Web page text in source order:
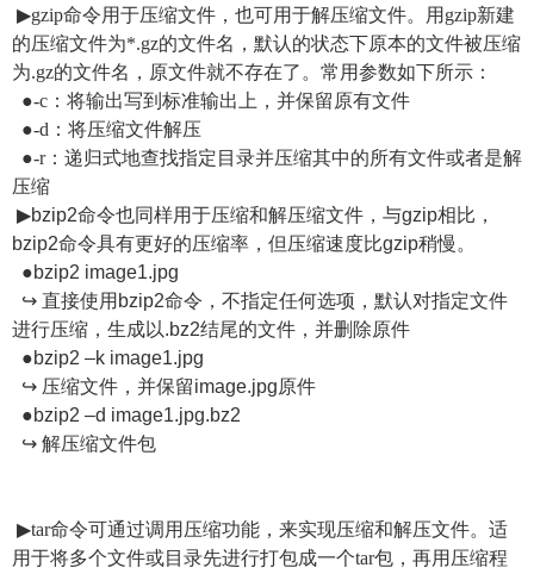
▶gzip命令用于压缩文件，也可用于解压缩文件。用gzip新建
的压缩文件为*.gz的文件名，默认的状态下原本的文件被压缩
为.gz的文件名，原文件就不存在了。常用参数如下所示：
●-c：将输出写到标准输出上，并保留原有文件
●-d：将压缩文件解压
●-r：递归式地查找指定目录并压缩其中的所有文件或者是解
压缩
▶bzip2命令也同样用于压缩和解压缩文件，与gzip相比，
bzip2命令具有更好的压缩率，但压缩速度比gzip稍慢。
●bzip2 image1.jpg
↪ 直接使用bzip2命令，不指定任何选项，默认对指定文件
进行压缩，生成以.bz2结尾的文件，并删除原件
●bzip2 –k image1.jpg
↪ 压缩文件，并保留image.jpg原件
●bzip2 –d image1.jpg.bz2
↪ 解压缩文件包
▶tar命令可通过调用压缩功能，来实现压缩和解压文件。适
用于将多个文件或目录先进行打包成一个tar包，再用压缩程